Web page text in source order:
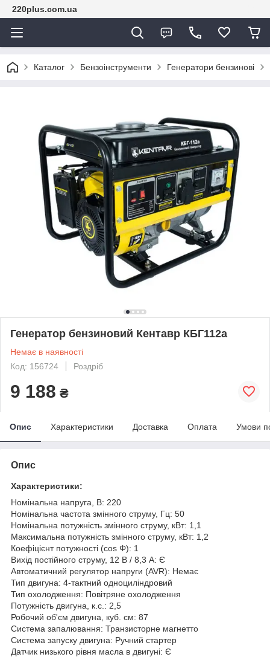
220plus.com.ua
Каталог Бензоінструменти Генератори бензинові
Генератор бензиновий Кентавр КБГ112а
Немає в наявності
Код: 156724
Роздріб
9 188 ₴
Опис Характеристики Доставка Оплата Умови
Опис
Характеристики:
Номінальна напруга, В: 220
Номінальна частота змінного струму, Гц: 50
Номінальна потужність змінного струму, кВт: 1,1
Максимальна потужність змінного струму, кВт: 1,2
Коефіцієнт потужності (cos Φ): 1
Вихід постійного струму, 12 В / 8,3 А: Є
Автоматичний регулятор напруги (AVR): Немає
Тип двигуна: 4-тактний одноциліндровий
Тип охолодження: Повітряне охолодження
Потужність двигуна, к.с.: 2,5
Робочий об'єм двигуна, куб. см: 87
Система запалювання: Транзисторне магнетто
Система запуску двигуна: Ручний стартер
Датчик низького рівня масла в двигуні: Є